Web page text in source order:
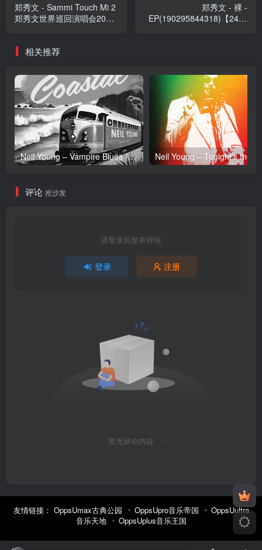
郑秀文 - Sammi Touch Mi 2
郑秀文世界巡回演唱会2016
郑秀文 - 裸 -
EP(190295844318)【24bit
相关推荐
Neil Young – Vampire Blues (Live) – Single(054391239303)【24bit／96.0kHz】土耳其区
评论 抢沙发
请登录后发表评论
登录 注册
暂无评论内容
友情链接： OppsUmax古典公园 OppsUpro音乐帝国
OppsUultra
音乐天地
OppsUplus音乐王国